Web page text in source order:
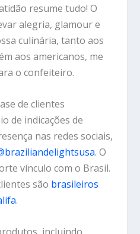
resume tudo! O
alegria, glamour e
culinária, tanto aos
aos americanos, me
o confeiteiro.
de clientes
de indicações de
nas redes sociais,
. O
vínculo com o Brasil.
são brasileiros
.